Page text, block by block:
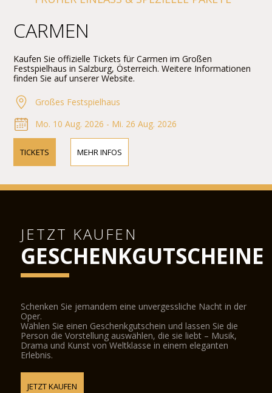
CARMEN
Kaufen Sie offizielle Tickets für Carmen im Großen
Festspielhaus in Salzburg, Österreich. Weitere Informationen
finden Sie auf unserer Website.
Großes Festspielhaus
Mo. 10 Aug. 2026 - Mi. 26 Aug. 2026
TICKETS MEHR INFOS
JETZT KAUFEN
GESCHENKGUTSCHEINE
Schenken Sie jemandem eine unvergessliche Nacht in der
Oper.
Wählen Sie einen Geschenkgutschein und lassen Sie die
Person die Vorstellung auswählen, die sie liebt – Musik,
Drama und Kunst von Weltklasse in einem eleganten
Erlebnis.
JETZT KAUFEN